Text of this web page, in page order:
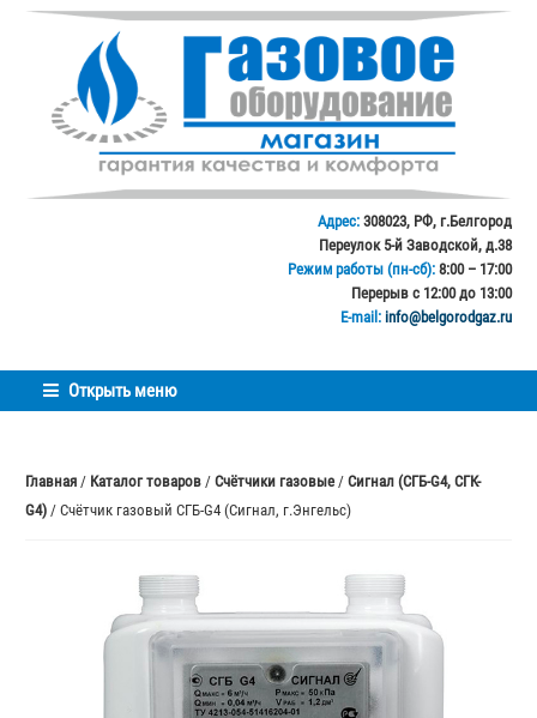
Перейти
навигации
Перейти
содержимому
Адрес:308023, РФ, г.Белгород
Переулок 5-й Заводской, д.38
Режим работы (пн-сб):8:00 – 17:00
Перерыв с 12:00 до 13:00
E-mail: info@belgorodgaz.ru
Открыть меню
Главная/ Каталог товаров/ Счётчики газовые/ Сигнал (СГБ-G4, СГК-
G4)/ Счётчик газовый СГБ-G4 (Сигнал, г.Энгельс)